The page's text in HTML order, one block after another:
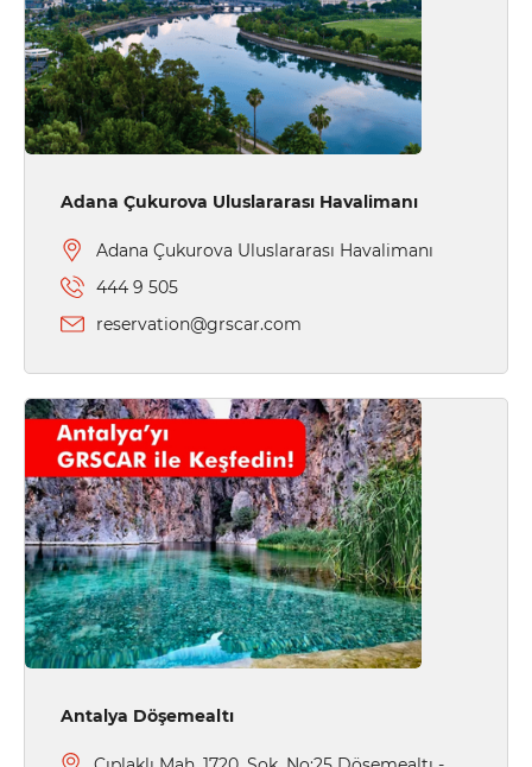
Adana Çukurova Uluslararası Havalimanı
Adana Çukurova Uluslararası Havalimanı
444 9 505
reservation@grscar.com
Antalya Döşemealtı